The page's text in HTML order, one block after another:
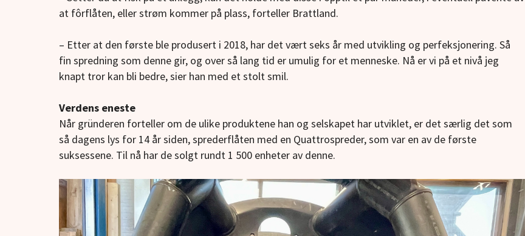
at fôrflåten, eller strøm kommer på plass, forteller Brattland.
– Etter at den første ble produsert i 2018, har det vært seks år med utvikling og perfeksjonering. Så
fin spredning som denne gir, og over så lang tid er umulig for et menneske. Nå er vi på et nivå jeg
knapt tror kan bli bedre, sier han med et stolt smil.
Verdens eneste
Når gründeren forteller om de ulike produktene han og selskapet har utviklet, er det særlig det som
så dagens lys for 14 år siden, sprederflåten med en Quattrospreder, som var en av de første
suksessene. Til nå har de solgt rundt 1 500 enheter av denne.